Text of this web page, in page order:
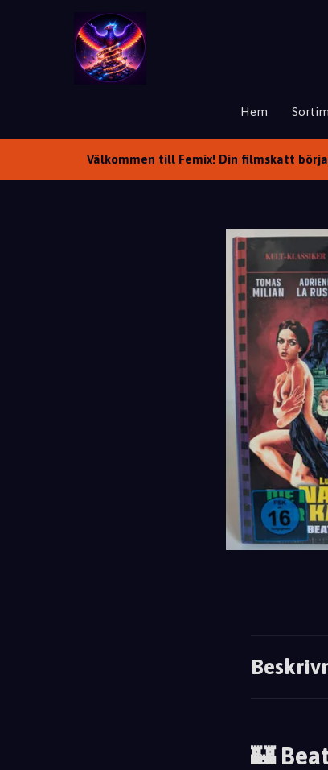
Hem
Välkommen till Femix! Din filmskatt
🏰